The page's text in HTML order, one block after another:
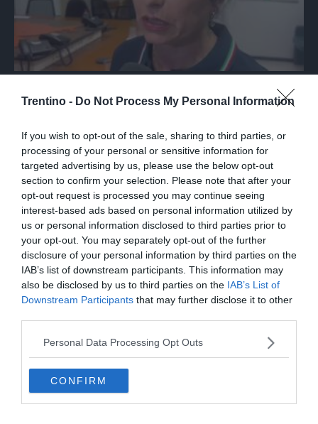
Trentino - Do Not Process My Personal Information
If you wish to opt-out of the sale, sharing to third parties, or
processing of your personal or sensitive information for
targeted advertising by us, please use the below opt-out
section to confirm your selection. Please note that after your
opt-out request is processed you may continue seeing
interest-based ads based on personal information utilized by
us or personal information disclosed to third parties prior to
your opt-out. You may separately opt-out of the further
disclosure of your personal information by third parties on the
IAB’s list of downstream participants. This information may
also be disclosed by us to third parties on the IAB’s List of
Downstream Participants that may further disclose it to other
Personal Data Processing Opt Outs
CONFIRM
Proietti: "Sei morti e 34 feriti
MONDO
Trump: "Nuovi colloqui di negoziazione
con l'Iran"